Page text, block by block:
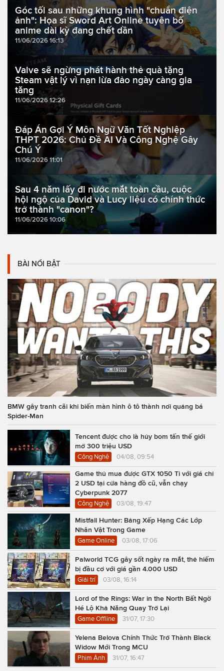
Góc tối sau những khung hình "chuẩn điện
ảnh": Họa sĩ Sword Art Online tuyên bố
anime dài kỳ đang chết dần
11/06/2026 16:13
Valve sẽ ngừng phát hành thẻ quà tặng
Steam vật lý vì nạn lừa đảo ngày càng gia
tăng
11/06/2026 12:26
Đáp Án Gợi Ý Môn Ngữ Văn Tốt Nghiệp
THPT 2026: Chủ Đề AI Và Công Nghệ Gây
Chú Ý
11/06/2026 11:01
Sau 4 năm lấy đi nước mắt toàn cầu, cuộc
hội ngộ của David và Lucy liệu có chính thức
trở thành "canon"?
11/06/2026 10:06
BÀI NỔI BẬT
BMW gây tranh cãi khi biến màn hình ô tô thành nơi quảng bá
Spider-Man
Tencent được cho là hủy bom tấn thế giới
mở 300 triệu USD
Công Nghệ 04/08, 09:54
Game thủ mua được GTX 1050 Ti với giá chỉ
2 USD tại cửa hàng đồ cũ, vẫn chạy
Cyberpunk 2077
Công Nghệ 03/08, 19:47
Mistfall Hunter: Bảng Xếp Hạng Các Lớp
Nhân Vật Trong Game
Game Online 03/08, 17:06
Palworld TCG gây sốt ngày ra mắt, thẻ hiếm
bị đầu cơ với giá gần 4.000 USD
Giải trí 03/08, 16:14
Lord of the Rings: War in the North Bất Ngờ
Hé Lộ Khả Năng Quay Trở Lại
Game Offline 31/07, 17:30
Yelena Belova Chính Thức Trở Thành Black
Widow Mới Trong MCU
Phim Ảnh 31/07, 16:47